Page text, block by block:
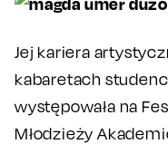
Jej kariera
kabaretach
występowała na
Młodzieży